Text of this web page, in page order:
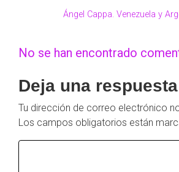
Ángel Cappa. Venezuela y
No se han encontrado
Deja una respuesta
Tu dirección de correo electrónico
Los campos obligatorios están